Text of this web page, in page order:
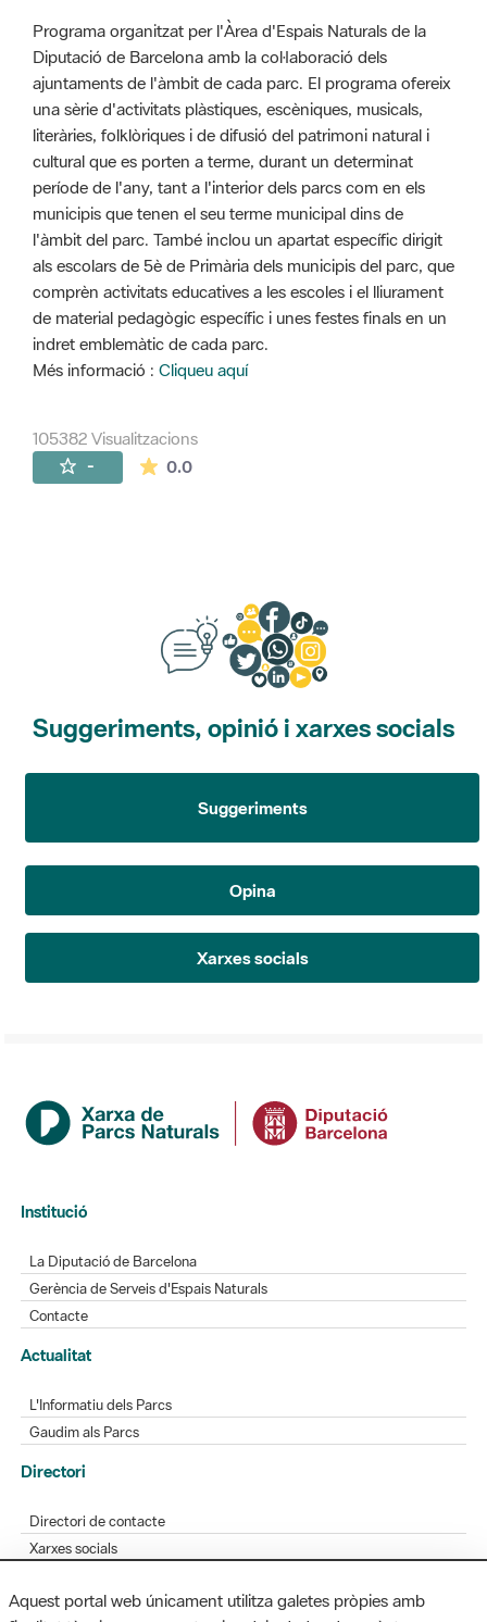
Programa organitzat per l'Àrea d'Espais Naturals de la
Diputació de Barcelona amb la col·laboració dels
ajuntaments de l'àmbit de cada parc. El programa ofereix
una sèrie d'activitats plàstiques, escèniques, musicals,
literàries, folklòriques i de difusió del patrimoni natural i
cultural que es porten a terme, durant un determinat
període de l'any, tant a l'interior dels parcs com en els
municipis que tenen el seu terme municipal dins de
l'àmbit del parc. També inclou un apartat específic dirigit
als escolars de 5è de Primària dels municipis del parc, que
comprèn activitats educatives a les escoles i el lliurament
de material pedagògic específic i unes festes finals en un
indret emblemàtic de cada parc.
Més informació : Cliqueu aquí
105382 Visualitzacions
- 0.0La mitjana de les valoracions és de 0
Suggeriments, opinió i xarxes socials
Suggeriments
Opina
Xarxes socials
Institució
La Diputació de Barcelona
Gerència de Serveis d'Espais Naturals
Contacte
Actualitat
L'Informatiu dels Parcs
Gaudim als Parcs
Directori
Directori de contacte
Xarxes socials
Bústia de suggeriments
Aquest portal web únicament utilitza galetes pròpies amb